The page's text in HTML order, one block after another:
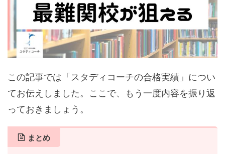
この記事では「スタディコーチの合格実績」につい
てお伝えしました。ここで、もう一度内容を振り返
っておきましょう。
まとめ